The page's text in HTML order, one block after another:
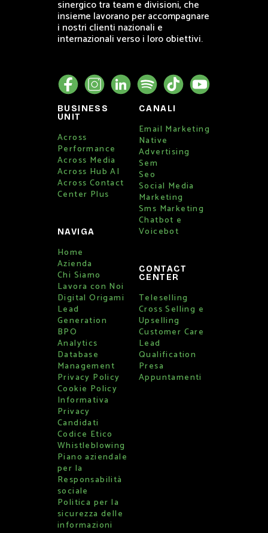
sinergico tra team e divisioni, che
insieme lavorano per accompagnare
i nostri clienti nazionali e
internazionali verso i loro obiettivi.
BUSINESS
UNIT
Across
Performance
Across Media
Across Hub AI
Across Contact
Center Plus
NAVIGA
Home
Azienda
Chi Siamo
Lavora con Noi
Digital Origami
Lead
Generation
BPO
Analytics
Database
Management
Privacy Policy
Cookie Policy
Informativa
Privacy
Candidati
Codice Etico
Whistleblowing
Piano aziendale
per la
Responsabilità
sociale
Politica per la
sicurezza delle
informazioni
CANALI
Email Marketing
Native
Advertising
Sem
Seo
Social Media
Marketing
Sms Marketing
Chatbot e
Voicebot
CONTACT
CENTER
Teleselling
Cross Selling e
Upselling
Customer Care
Lead
Qualification
Presa
Appuntamenti